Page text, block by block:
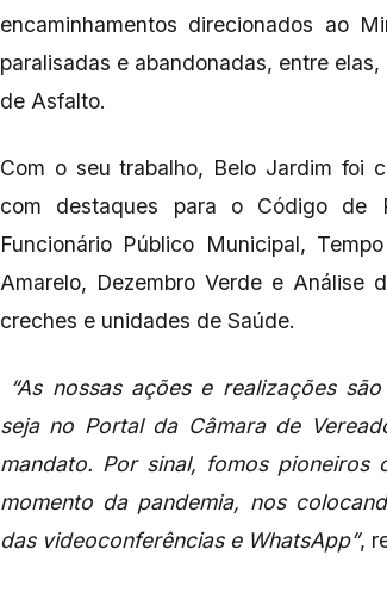
encaminhamentos direcionados ao
paralisadas e abandonadas, entre
de Asfalto.
Com o seu trabalho, Belo Jardim foi
com destaques para o Código de
Funcionário Público Municipal,
Amarelo, Dezembro Verde e Análise
creches e unidades de Saúde.
“As nossas ações e realizações
seja no Portal da Câmara de
mandato. Por sinal, fomos pioneiros
momento da pandemia, nos
das videoconferências e WhatsApp”,